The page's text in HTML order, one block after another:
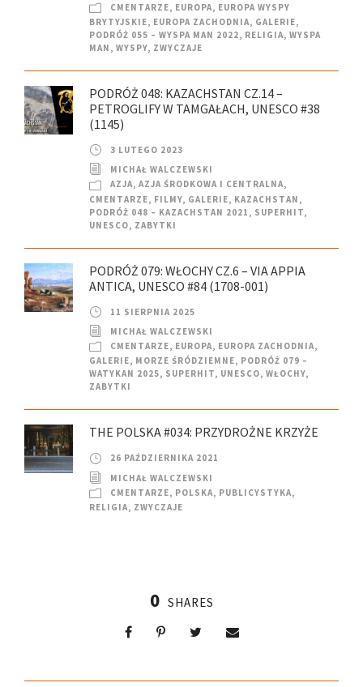
CMENTARZE, EUROPA, EUROPA WYSPY
BRYTYJSKIE, EUROPA ZACHODNIA, GALERIE,
PODRÓŻ 055 – WYSPA MAN 2022, RELIGIA, WYSPA
MAN , WYSPY, ZWYCZAJE
PODRÓŻ 048: KAZACHSTAN CZ.14 –
PETROGLIFY W TAMGAŁACH, UNESCO #38
(1145)
3 LUTEGO 2023
MICHAŁ WALCZEWSKI
AZJA, AZJA ŚRODKOWA I CENTRALNA,
CMENTARZE, FILMY, GALERIE, KAZACHSTAN ,
PODRÓŻ 048 – KAZACHSTAN 2021 , SUPERHIT,
UNESCO, ZABYTKI
PODRÓŻ 079: WŁOCHY CZ.6 – VIA APPIA
ANTICA, UNESCO #84 (1708-001)
11 SIERPNIA 2025
MICHAŁ WALCZEWSKI
CMENTARZE, EUROPA, EUROPA ZACHODNIA,
GALERIE, MORZE ŚRÓDZIEMNE, PODRÓŻ 079 –
WATYKAN 2025, SUPERHIT, UNESCO, WŁOCHY,
ZABYTKI
THE POLSKA #034: PRZYDROŻNE KRZYŻE
26 PAŹDZIERNIKA 2021
MICHAŁ WALCZEWSKI
CMENTARZE, POLSKA, PUBLICYSTYKA,
RELIGIA, ZWYCZAJE
0 SHARES